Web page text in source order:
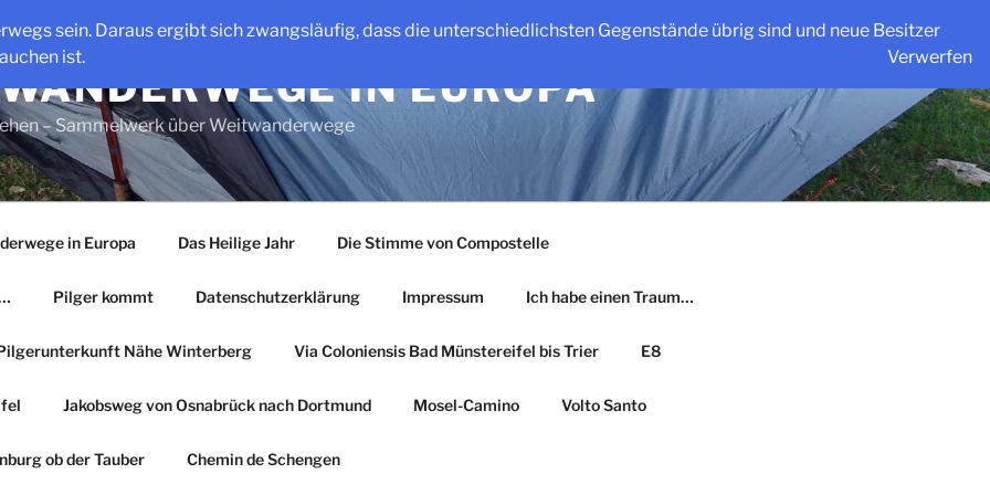
sein. Daraus ergibt sich zwangsläufig, dass die unterschiedlichsten Gegenstände übrig sind und neue Besitzer
ist.
Verwerfen
IN EUROPA
– Sammelwerk über Weitwanderwege
in Europa Das Heilige Jahr Die Stimme von Compostelle
Pilger kommt Datenschutzerklärung Impressum Ich habe einen Traum…
Nähe Winterberg Via Coloniensis Bad Münstereifel bis Trier E8
Jakobsweg von Osnabrück nach Dortmund Mosel-Camino Volto Santo
ob der Tauber Chemin de Schengen